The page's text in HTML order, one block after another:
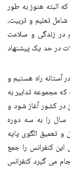
البته هنوز به طور
تعلیم و تربیت،
در زندگی و سلامت
در حد یک پیشنهاد
آستانه راه هستیم و
مجموعه تدابیر به
در کشور آغاز شود و
بنابراین باید آنها را اولویت بندی کرده و این 50 سال را به سه دوره
و تعمیق الگوی پایه
این کنفرانس را جمع
می گیرد کنفرانس